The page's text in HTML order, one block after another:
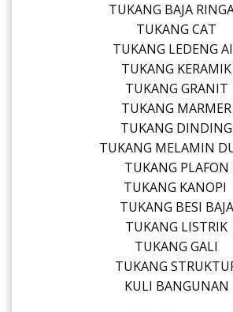
TUKANG BAJA
TUKANG CAT
TUKANG LEDENG
TUKANG KERAMIK
TUKANG GRANIT
TUKANG MARMER
TUKANG DINDING
TUKANG MELAMIN
TUKANG PLAFON
TUKANG KANOPI
TUKANG BESI BAJA
TUKANG LISTRIK
TUKANG GALI
TUKANG
KULI BANGUNAN